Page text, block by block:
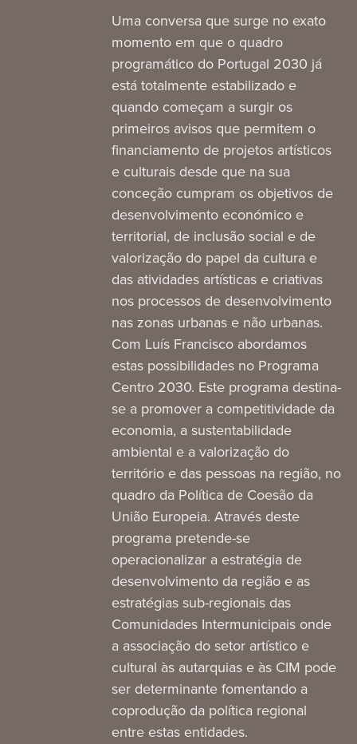
Uma conversa que surge no exato
momento em que o quadro
programático do Portugal 2030 já
está totalmente estabilizado e
quando começam a surgir os
primeiros avisos que permitem o
financiamento de projetos artísticos
e culturais desde que na sua
conceção cumpram os objetivos de
desenvolvimento económico e
territorial, de inclusão social e de
valorização do papel da cultura e
das atividades artísticas e criativas
nos processos de desenvolvimento
nas zonas urbanas e não urbanas.
Com Luís Francisco abordamos
estas possibilidades no Programa
Centro 2030. Este programa destina-
se a promover a competitividade da
economia, a sustentabilidade
ambiental e a valorização do
território e das pessoas na região, no
quadro da Política de Coesão da
União Europeia. Através deste
programa pretende-se
operacionalizar a estratégia de
desenvolvimento da região e as
estratégias sub-regionais das
Comunidades Intermunicipais onde
a associação do setor artístico e
cultural às autarquias e às CIM pode
ser determinante fomentando a
coprodução da política regional
entre estas entidades.